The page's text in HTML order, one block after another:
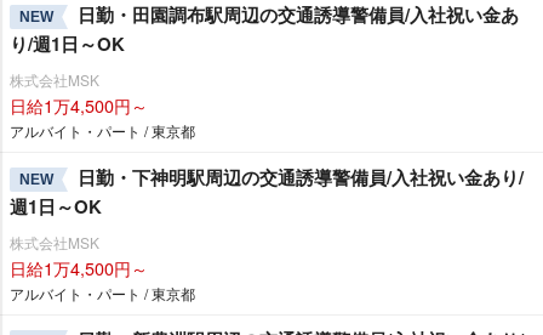
NEW
日勤・田園調布駅周辺の交通誘導警備員/入社祝い金あ
り/週1日～OK
株式会社MSK
日給1万4,500円～
アルバイト・パート / 東京都
NEW
日勤・下神明駅周辺の交通誘導警備員/入社祝い金あり/
週1日～OK
株式会社MSK
日給1万4,500円～
アルバイト・パート / 東京都